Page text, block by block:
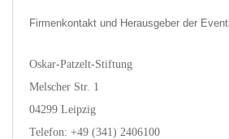
Firmenkontakt und Herausgeber der
Oskar-Patzelt-Stiftung
Melscher Str. 1
04299 Leipzig
Telefon: +49 (341) 2406100